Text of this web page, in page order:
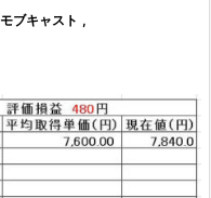
モブキャスト ,